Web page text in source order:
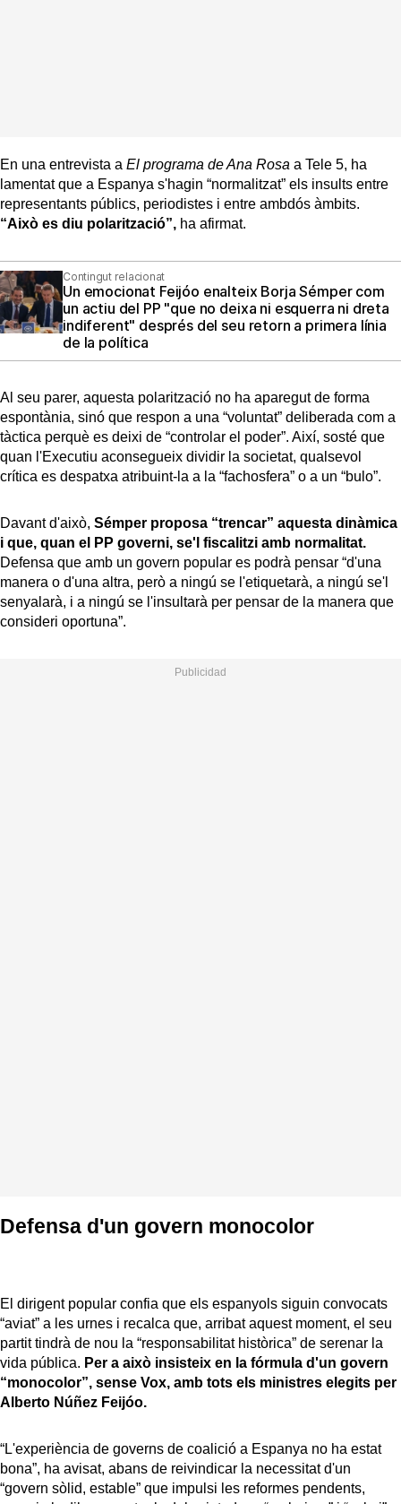
En una entrevista a El programa de Ana Rosa a Tele 5, ha
lamentat que a Espanya s'hagin “normalitzat” els insults entre
representants públics, periodistes i entre ambdós àmbits.
“Això es diu polarització”, ha afirmat.
Contingut relacionat
Un emocionat Feijóo enalteix Borja Sémper com
un actiu del PP "que no deixa ni esquerra ni dreta
indiferent" després del seu retorn a primera línia
de la política
Al seu parer, aquesta polarització no ha aparegut de forma
espontània, sinó que respon a una “voluntat” deliberada com a
tàctica perquè es deixi de “controlar el poder”. Així, sosté que
quan l'Executiu aconsegueix dividir la societat, qualsevol
crítica es despatxa atribuint-la a la “fachosfera” o a un “bulo”.
Davant d'això, Sémper proposa “trencar” aquesta dinàmica
i que, quan el PP governi, se'l fiscalitzi amb normalitat.
Defensa que amb un govern popular es podrà pensar “d'una
manera o d'una altra, però a ningú se l'etiquetarà, a ningú se'l
senyalarà, i a ningú se l'insultarà per pensar de la manera que
consideri oportuna”.
Defensa d'un govern monocolor
El dirigent popular confia que els espanyols siguin convocats
“aviat” a les urnes i recalca que, arribat aquest moment, el seu
partit tindrà de nou la “responsabilitat històrica” de serenar la
vida pública. Per a això insisteix en la fórmula d'un govern
“monocolor”, sense Vox, amb tots els ministres elegits per
Alberto Núñez Feijóo.
“L'experiència de governs de coalició a Espanya no ha estat
bona”, ha avisat, abans de reivindicar la necessitat d'un
“govern sòlid, estable” que impulsi les reformes pendents,